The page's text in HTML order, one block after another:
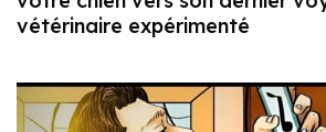
vétérinaire expérimenté